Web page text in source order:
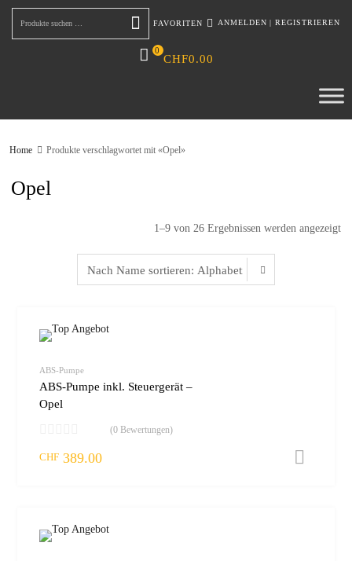
Suchen
FAVORITEN ANMELDEN | REGISTRIEREN
CHF0.00
0
Home Produkte verschlagwortet mit «Opel»
Opel
1–9 von 26 Ergebnissen werden angezeigt
ABS-Pumpe
ABS-Pumpe inkl. Steuergerät –
Opel
(0 Bewertungen)
CHF 389.00